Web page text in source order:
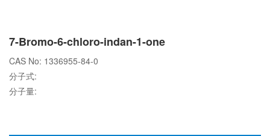
7-Bromo-6-chloro-indan-1-one
CAS No: 1336955-84-0
分子式:
分子量: